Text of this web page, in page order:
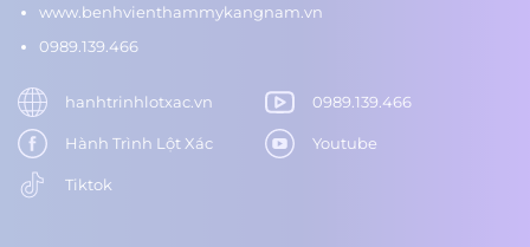
www.benhvienthammykangnam.vn
0989.139.466
hanhtrinhlotxac.vn 0989.139.466
Hành Trình Lột Xác Youtube
Tiktok